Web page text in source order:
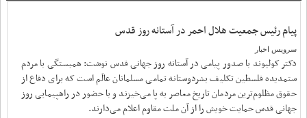
پیام رئیس جمعیت هلال احمر در آستانه روز قدس
سرویس اخبار
دکتر کولیوند با صدور پیامی در آستانه روز جهانی قدس نوشت: همبستگی با مردم
ستمدیده فلسطین تکلیف بشردوستانه تمامی مسلمانان ‏عالَم است که برای دفاع از
حقوق مظلوم‌ترین مردمان تاریخ معاصر به پا ‏می‌خیزند و با حضور در راهپیمایی روز
جهانی قدس حمایت خویش را از آن ‏ملت مقاوم اعلام می‌دارند.‏